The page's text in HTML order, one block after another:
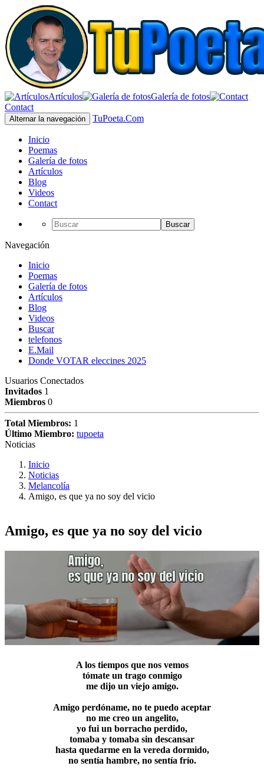
Artículos
Galería de fotos
Contact
Alternar la navegación TuPoeta.Com
Inicio
Poemas
Galería de fotos
Artículos
Blog
Videos
Contact
Buscar
Navegación
Inicio
Poemas
Galería de fotos
Artículos
Blog
Videos
Buscar
telefonos
E.Mail
Donde VOTAR eleccines 2025
Usuarios Conectados
Invitados 1
Miembros 0
Total Miembros: 1
Último Miembro: tupoeta
Noticias
Inicio
Noticias
Melancolía
Amigo, es que ya no soy del vicio
Amigo, es que ya no soy del vicio
A los tiempos que nos vemos
tómate un trago conmigo
me dijo un viejo amigo.
Amigo perdóname, no te puedo aceptar
no me creo un angelito,
yo fui un borracho perdido,
tomaba y tomaba sin descansar
hasta quedarme en la vereda dormido,
no sentía hambre, no sentía frío.